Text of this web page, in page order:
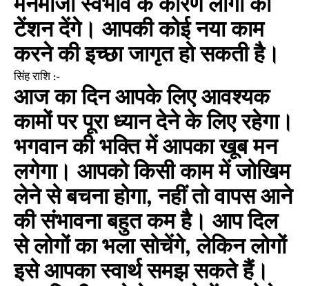
मनमौजी स्वभाव के कारण लोगों को
टेंशन देंगे। आपकी कोई नया काम
करने की इच्छा जागृत हो सकती है।
सिंह राशि :-
आज का दिन आपके लिए आवश्यक
कामों पर पूरा ध्यान देने के लिए रहेगा।
भगवान की भक्ति में आपका खूब मन
लगेगा। आपको किसी काम में जोखिम
लेने से बचना होगा, नहीं तो वापस आने
की संभावना बहुत कम है। आप दिल
से लोगों का भला सोचेंगे, लेकिन लोगों
इसे आपका स्वार्थ समझ सकते हैं।